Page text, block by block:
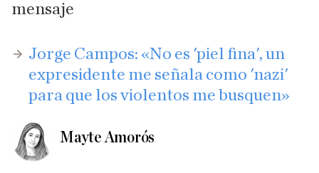
mensaje
Jorge Campos: «No es 'piel fina', un
expresidente me señala como 'nazi'
para que los violentos me busquen»
Mayte Amorós